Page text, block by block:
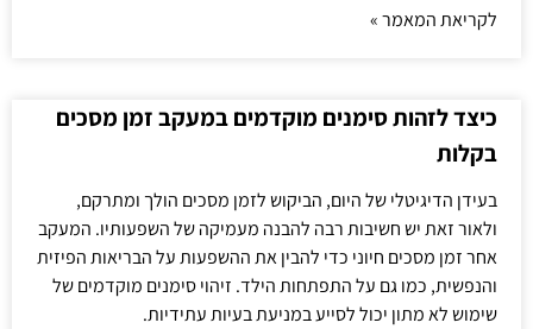
לקריאת המאמר »
כיצד לזהות סימנים מוקדמים במעקב זמן מסכים
בקלות
בעידן הדיגיטלי של היום, הביקוש לזמן מסכים הולך ומתרקם,
ולאור זאת יש חשיבות רבה להבנה מעמיקה של השפעותיו. המעקב
אחר זמן מסכים חיוני כדי להבין את ההשפעות על הבריאות הפיזית
והנפשית, כמו גם על התפתחות הילד. זיהוי סימנים מוקדמים של
שימוש לא מתון יכול לסייע במניעת בעיות עתידיות.